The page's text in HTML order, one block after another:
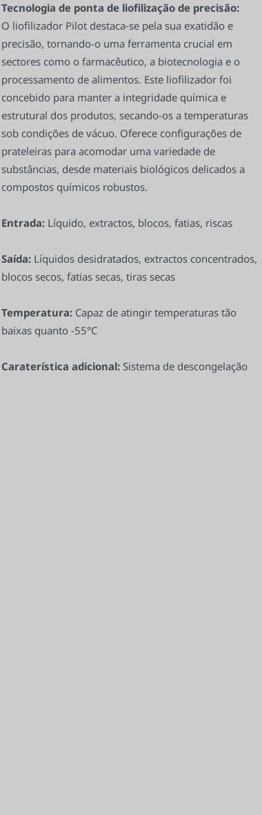
Tecnologia de ponta de liofilização de precisão:
O liofilizador Pilot destaca-se pela sua exatidão e
precisão, tornando-o uma ferramenta crucial em
sectores como o farmacêutico, a biotecnologia e o
processamento de alimentos. Este liofilizador foi
concebido para manter a integridade química e
estrutural dos produtos, secando-os a temperaturas
sob condições de vácuo. Oferece configurações de
prateleiras para acomodar uma variedade de
substâncias, desde materiais biológicos delicados a
compostos químicos robustos.
Entrada:Líquido, extractos, blocos, fatias, riscas
Saída:Líquidos desidratados, extractos concentrados,
blocos secos, fatias secas, tiras secas
Temperatura:Capaz de atingir temperaturas tão
baixas quanto -55°C
Caraterística adicional:Sistema de descongelação